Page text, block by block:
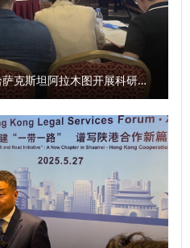
灵活”等特点，引导学生形成“遇
。 活动最后，会场全体师生共
巩固宪法意识、弘扬法治精
携手深化青少年法治教育的
”融入校园治理的生动体现。西
省大学生法治宣讲团枫桥经验
法行动，推动法治教育走进更
法治声音，护航青少年在法治
设注入持久而温暖的年轻力
讲 法护青春 | 西北政法大学调
实践
国际法学院张光耀博士在哈萨克斯坦阿拉木图开展科研与社会服务活动